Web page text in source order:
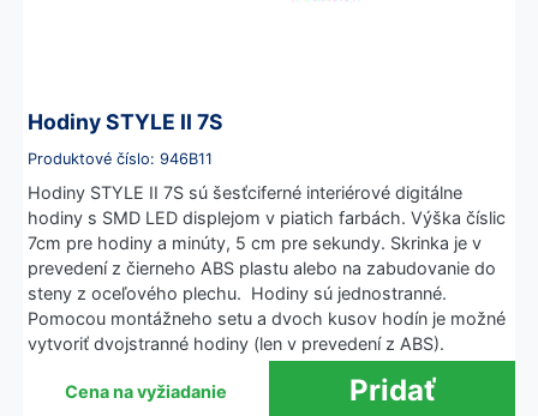
Hodiny STYLE II 7S
Produktové číslo: 946B11
Hodiny STYLE II 7S sú šesťciferné interiérové digitálne
hodiny s SMD LED displejom v piatich farbách. Výška číslic
7cm pre hodiny a minúty, 5 cm pre sekundy. Skrinka je v
prevedení z čierneho ABS plastu alebo na zabudovanie do
steny z oceľového plechu. Hodiny sú jednostranné.
Pomocou montážneho setu a dvoch kusov hodín je možné
vytvoriť dvojstranné hodiny (len v prevedení z ABS).
Cena na vyžiadanie